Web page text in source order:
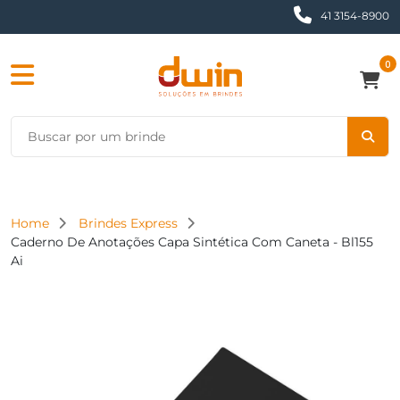
41 3154-8900
0
Home
Brindes Express
Caderno De Anotações Capa Sintética Com Caneta - Bl155
Ai